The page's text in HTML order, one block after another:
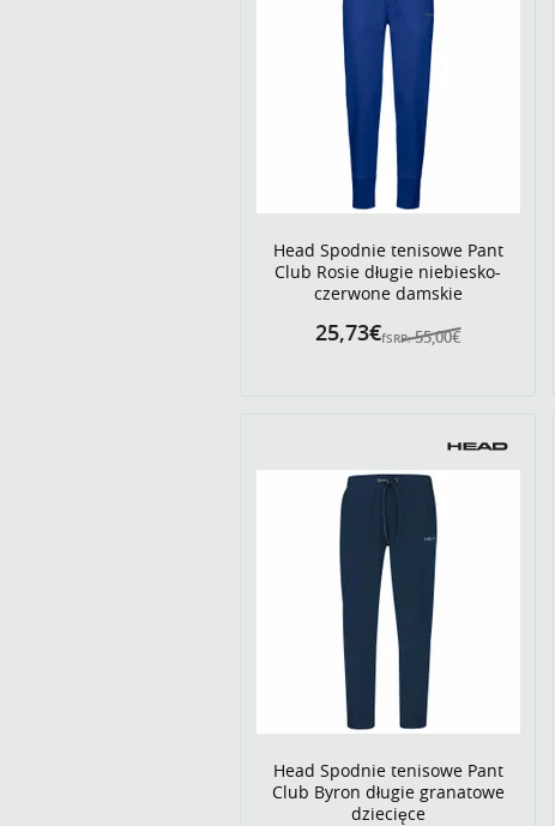
Head Spodnie tenisowe Pant
Club Rosie długie niebiesko-
czerwone damskie
fSRP: 55,00€
25,73€
Head Spodnie tenisowe Pant
Club Byron długie granatowe
dziecięce